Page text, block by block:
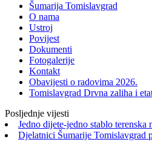
Šumarija Tomislavgrad
O nama
Ustroj
Povijest
Dokumenti
Fotogalerije
Kontakt
Obavijesti o radovima 2026.
Tomislavgrad Drvna zaliha i
Posljednje vijesti
Jedno dijete-jedno stablo
Djelatnici Šumarije Tomislavgrad